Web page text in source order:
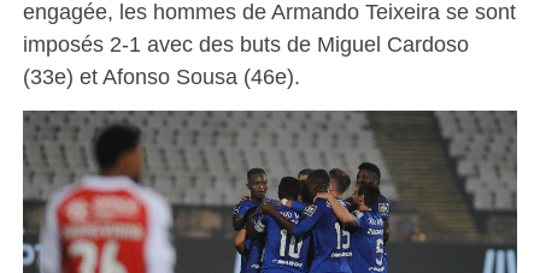
engagée, les hommes de Armando Teixeira se sont
imposés 2-1 avec des buts de Miguel Cardoso
(33e) et Afonso Sousa (46e).